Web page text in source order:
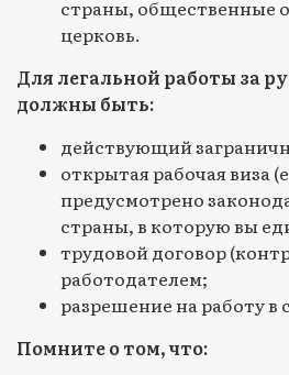
страны, общественные
церковь.
Для легальной работы за
должны быть:
действующий
открытая рабочая виза
предусмотрено
страны, в которую вы
трудовой договор
работодателем;
разрешение на работу в
Помните о том, что: